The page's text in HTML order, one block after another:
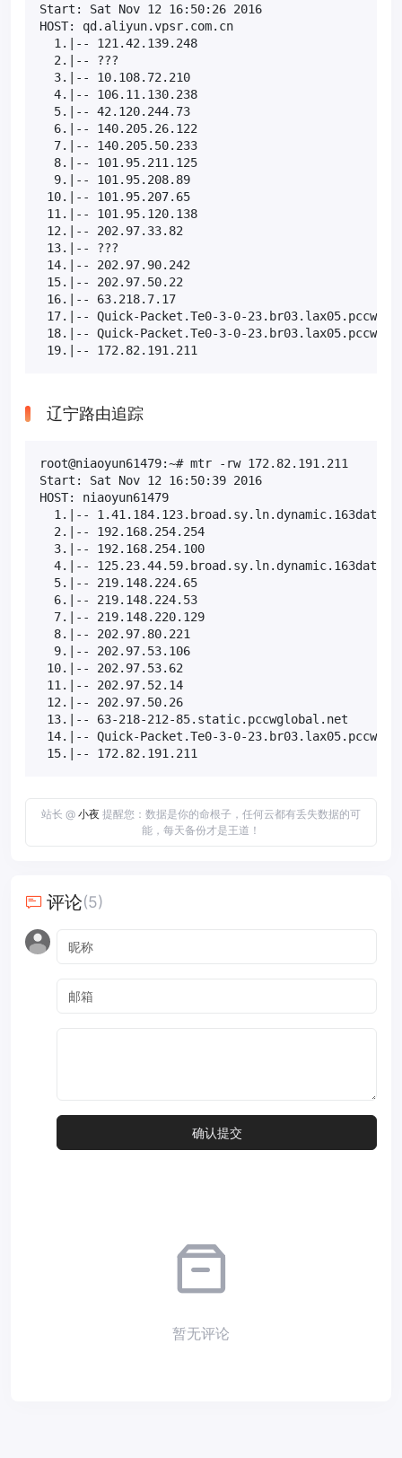
Start: Sat Nov 12 16:50:26 2016
HOST: qd.aliyun.vpsr.com.cn
1.|-- 121.42.139.248
2.|-- ???
3.|-- 10.108.72.210
4.|-- 106.11.130.238
5.|-- 42.120.244.73
6.|-- 140.205.26.122
7.|-- 140.205.50.233
8.|-- 101.95.211.125
9.|-- 101.95.208.89
10.|-- 101.95.207.65
11.|-- 101.95.120.138
12.|-- 202.97.33.82
13.|-- ???
14.|-- 202.97.90.242
15.|-- 202.97.50.22
16.|-- 63.218.7.17
17.|-- Quick-Packet.Te0-3-0-
18.|-- Quick-Packet.Te0-3-0-
19.|-- 172.82.191.211
辽宁路由追踪
root@niaoyun61479:~# mtr -rw 172.82.191.211
Start: Sat Nov 12 16:50:39 2016
HOST: niaoyun61479
1.|--
2.|-- 192.168.254.254
3.|-- 192.168.254.100
4.|--
5.|-- 219.148.224.65
6.|-- 219.148.224.53
7.|-- 219.148.220.129
8.|-- 202.97.80.221
9.|-- 202.97.53.106
10.|-- 202.97.53.62
11.|-- 202.97.52.14
12.|-- 202.97.50.26
13.|-- 63-218-212-85.static.pccwglobal.net
14.|-- Quick-Packet.Te0-3-0-
15.|-- 172.82.191.211
站长 @ 小夜 提醒您：数据是你的命根子，任何云都有丢失数据的可
能，每天备份才是王道！
评论(5)
暂无评论